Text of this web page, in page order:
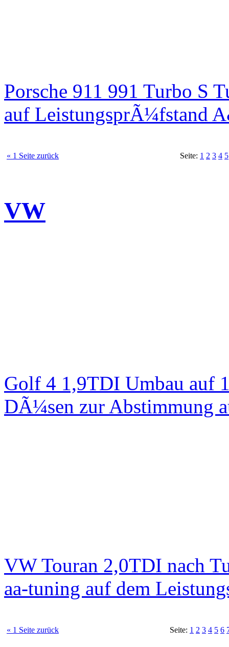
Porsche 911 991 Turbo S
auf LeistungsprÃ¼fstand
« 1 Seite zurück Seite: 1 2 3 4 5
VW
Golf 4 1,9TDI Umbau auf
DÃ¼sen zur Abstimmung
VW Touran 2,0TDI nach
aa-tuning auf dem
« 1 Seite zurück Seite: 1 2 3 4 5 6